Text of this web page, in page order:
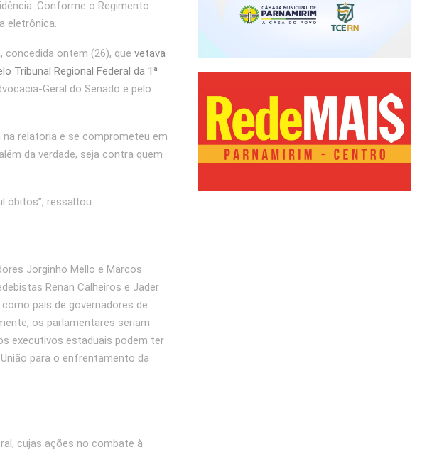
Conforme o Regimento
eletrônica.
concedida ontem (26), que vetava
Tribunal Regional Federal da 1ª
Geral do Senado e pelo
relatoria e se comprometeu em
da verdade, seja contra quem
óbitos”, ressaltou.
Jorginho Mello e Marcos
Renan Calheiros e Jader
pais de governadores de
os parlamentares seriam
executivos estaduais podem ter
para o enfrentamento da
cujas ações no combate à